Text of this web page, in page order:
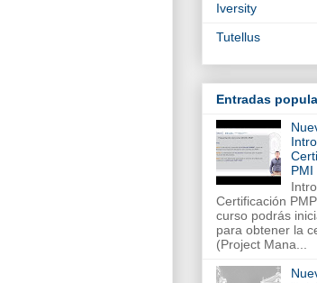
Iversity
Tutellus
Entradas
PMI
Certificación
curso podrás
para obtener la
(Project Mana...